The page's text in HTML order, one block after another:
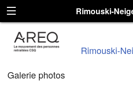
Rimouski-
Rimouski-
Galerie photos